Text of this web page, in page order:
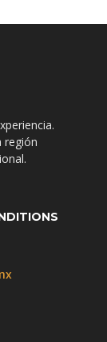
región